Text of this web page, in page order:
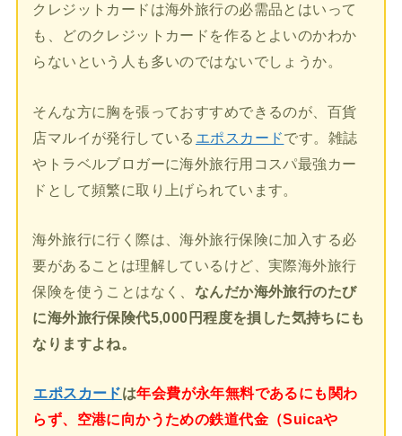
クレジットカードは海外旅行の必需品とはいって
も、どのクレジットカードを作るとよいのかわか
らないという人も多いのではないでしょうか。
そんな方に胸を張っておすすめできるのが、百貨
店マルイが発行している エポスカードです。雑誌
やトラベルブロガーに海外旅行用コスパ最強カー
ドとして頻繁に取り上げられています。
海外旅行に行く際は、海外旅行保険に加入する必
要があることは理解しているけど、実際海外旅行
保険を使うことはなく、 なんだか海外旅行のたび
に海外旅行保険代5,000円程度を損した気持ちにも
なりますよね。
エポスカードは年会費が永年無料であるにも関わ
らず、空港に向かうための鉄道代金（Suicaや